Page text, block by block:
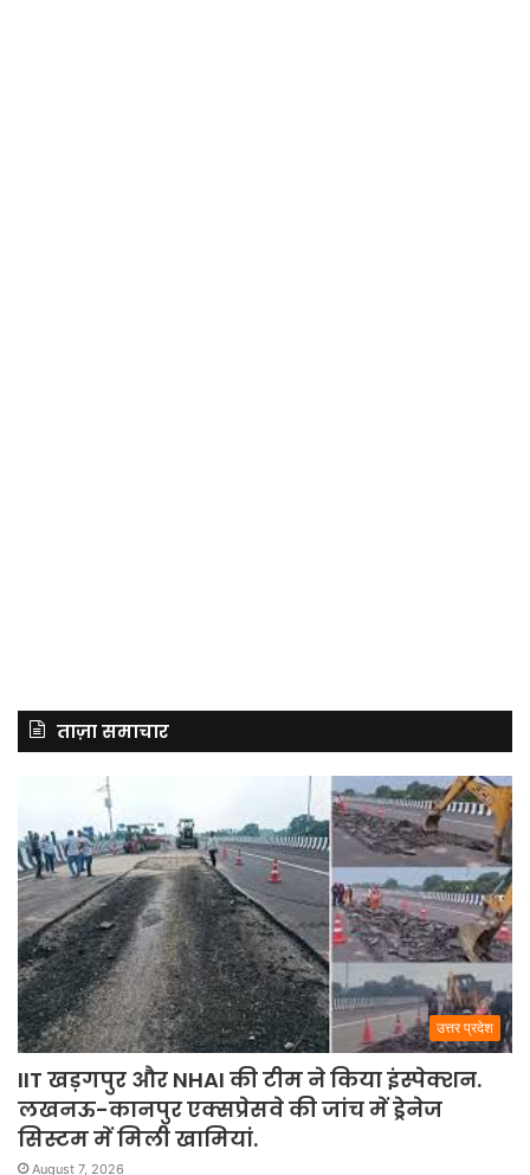
ताज़ा समाचार
उत्तर प्रदेश
IIT खड़गपुर और NHAI की टीम ने किया इंस्पेक्शन.
लखनऊ-कानपुर एक्सप्रेसवे की जांच में ड्रेनेज
सिस्टम में मिली खामियां.
August 7, 2026